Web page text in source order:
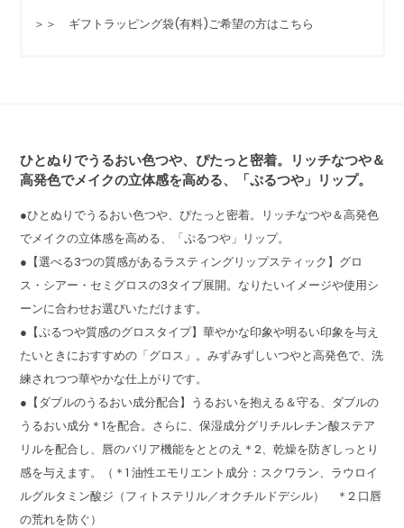
＞＞ ギフトラッピング袋(有料)ご希望の方はこちら
ひとぬりでうるおい色つや、ぴたっと密着。リッチなつや＆
高発色でメイクの立体感を高める、「ぷるつや」リップ。
●ひとぬりでうるおい色つや、ぴたっと密着。リッチなつや＆高発色
でメイクの立体感を高める、「ぷるつや」リップ。
●【選べる3つの質感があるラスティングリップスティック】グロ
ス・シアー・セミグロスの3タイプ展開。なりたいイメージや使用シ
ーンに合わせお選びいただけます。
●【ぷるつや質感のグロスタイプ】華やかな印象や明るい印象を与え
たいときにおすすめの「グロス」。みずみずしいつやと高発色で、洗
練されつつ華やかな仕上がりです。
●【ダブルのうるおい成分配合】うるおいを抱える＆守る、ダブルの
うるおい成分＊1を配合。さらに、保湿成分グリチルレチン酸ステア
リルを配合し、唇のバリア機能をととのえ＊2、乾燥を防ぎしっとり
感を与えます。（＊1 油性エモリエント成分：スクワラン、ラウロイ
ルグルタミン酸ジ（フィトステリル／オクチルドデシル） ＊2 口唇
の荒れを防ぐ）